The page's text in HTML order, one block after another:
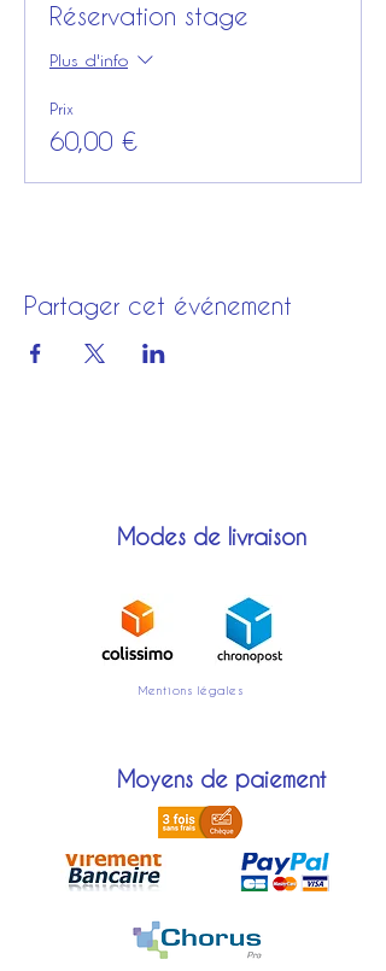
Réservation stage
Plus d'info
Prix
60,00 €
Partager cet événement
Modes de livraison
Mentions légales
Moyens de paiement